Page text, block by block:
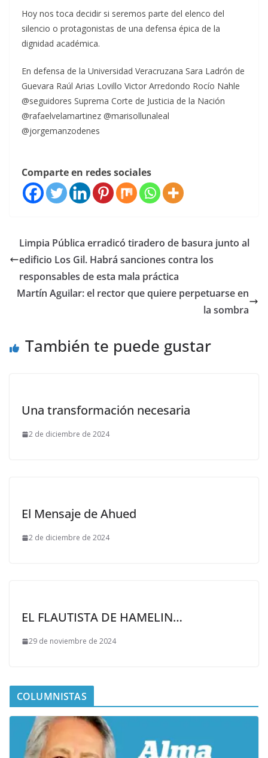
Hoy nos toca decidir si seremos parte del elenco del
silencio o protagonistas de una defensa épica de la
dignidad académica.
En defensa de la Universidad Veracruzana Sara Ladrón de
Guevara Raúl Arias Lovillo Victor Arredondo Rocío Nahle
@seguidores Suprema Corte de Justicia de la Nación
@rafaelvelamartinez @marisollunaleal
@jorgemanzodenes
Comparte en redes sociales
Limpia Pública erradicó tiradero de basura junto al
edificio Los Gil. Habrá sanciones contra los
responsables de esta mala práctica
Martín Aguilar: el rector que quiere perpetuarse en
la sombra
También te puede gustar
Una transformación necesaria
2 de diciembre de 2024
El Mensaje de Ahued
2 de diciembre de 2024
EL FLAUTISTA DE HAMELIN…
29 de noviembre de 2024
COLUMNISTAS